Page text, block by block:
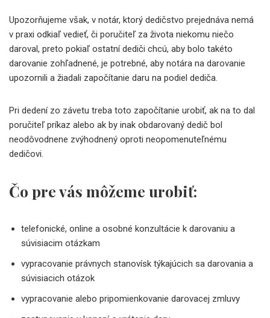
Upozorňujeme však, v notár, ktorý dedičstvo prejednáva nemá
v praxi odkiaľ vedieť, či poručiteľ za života niekomu niečo
daroval, preto pokiaľ ostatní dediči chcú, aby bolo takéto
darovanie zohľadnené, je potrebné, aby notára na darovanie
upozornili a žiadali započítanie daru na podiel dediča.
Pri dedení zo závetu treba toto započítanie urobiť, ak na to dal
poručiteľ príkaz alebo ak by inak obdarovaný dedič bol
neodôvodnene zvýhodnený oproti neopomenuteľnému
dedičovi.
Čo pre vás môžeme urobiť:
telefonické, online a osobné konzultácie k darovaniu a
súvisiacim otázkam
vypracovanie právnych stanovísk týkajúcich sa darovania a
súvisiacich otázok
vypracovanie alebo pripomienkovanie darovacej zmluvy